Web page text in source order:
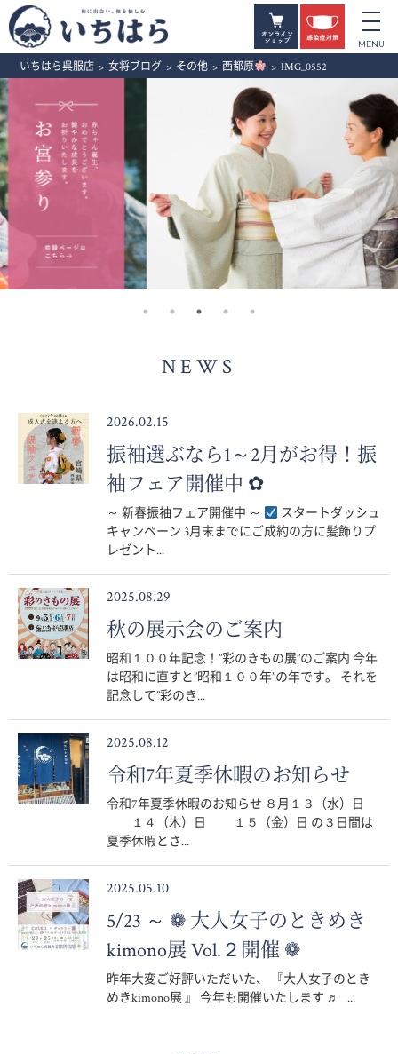
いちはら呉服店 > 女将ブログ > その他 > 西都原 > IMG_0552
NEWS
2026.02.15
振袖選ぶなら1～2月がお得！振
袖フェア開催中 ✿
～ 新春振袖フェア開催中 ～
スタートダッシュ
キャンペーン 3月末までにご成約の方に髪飾りプ
レゼント...
2025.08.29
秋の展示会のご案内
昭和１００年記念！”彩のきもの展”のご案内 今年
は昭和に直すと”昭和１００年”の年です。 それを
記念して”彩のき...
2025.08.12
令和7年夏季休暇のお知らせ
令和7年夏季休暇のお知らせ ８月１３（水）日
１４（木）日 １５（金）日 の３日間は
夏季休暇とさ...
2025.05.10
5/23 ～ ❁ 大人女子のときめき
kimono展 Vol.２開催 ❁
昨年大変ご好評いただいた、 『大人女子のとき
めきkimono展 』 今年も開催いたします ♬ ...